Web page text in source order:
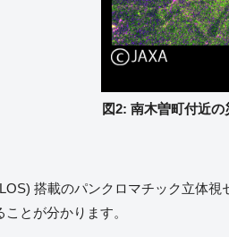
図2: 南木曽町付近
搭載のパンクロマチック立体
とが分かります。